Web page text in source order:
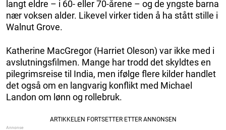
langt eldre – i 60- eller 70-årene – og de yngste barna
nær voksen alder. Likevel virker tiden å ha stått stille i
Walnut Grove.
Katherine MacGregor (Harriet Oleson) var ikke med i
avslutningsfilmen. Mange har trodd det skyldtes en
pilegrimsreise til India, men ifølge flere kilder handlet
det også om en langvarig konflikt med Michael
Landon om lønn og rollebruk.